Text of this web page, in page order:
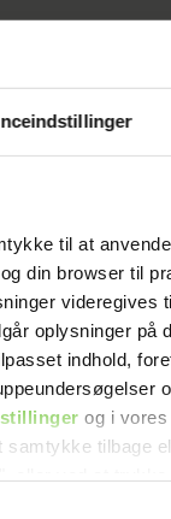
til at
din browser til
videregives
oplysninger på
indhold,
og i vores
samtykke tilbage